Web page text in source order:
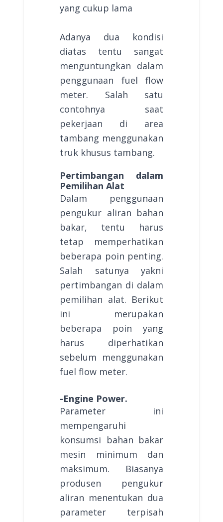
yang cukup lama
Adanya dua kondisi
diatas tentu sangat
menguntungkan dalam
penggunaan fuel flow
meter. Salah satu
contohnya saat
pekerjaan di area
tambang menggunakan
truk khusus tambang.
Pertimbangan dalam
Pemilihan Alat
Dalam penggunaan
pengukur aliran bahan
bakar, tentu harus
tetap memperhatikan
beberapa poin penting.
Salah satunya yakni
pertimbangan di dalam
pemilihan alat. Berikut
ini merupakan
beberapa poin yang
harus diperhatikan
sebelum menggunakan
fuel flow meter.
-Engine Power.
Parameter ini
mempengaruhi
konsumsi bahan bakar
mesin minimum dan
maksimum. Biasanya
produsen pengukur
aliran menentukan dua
parameter terpisah